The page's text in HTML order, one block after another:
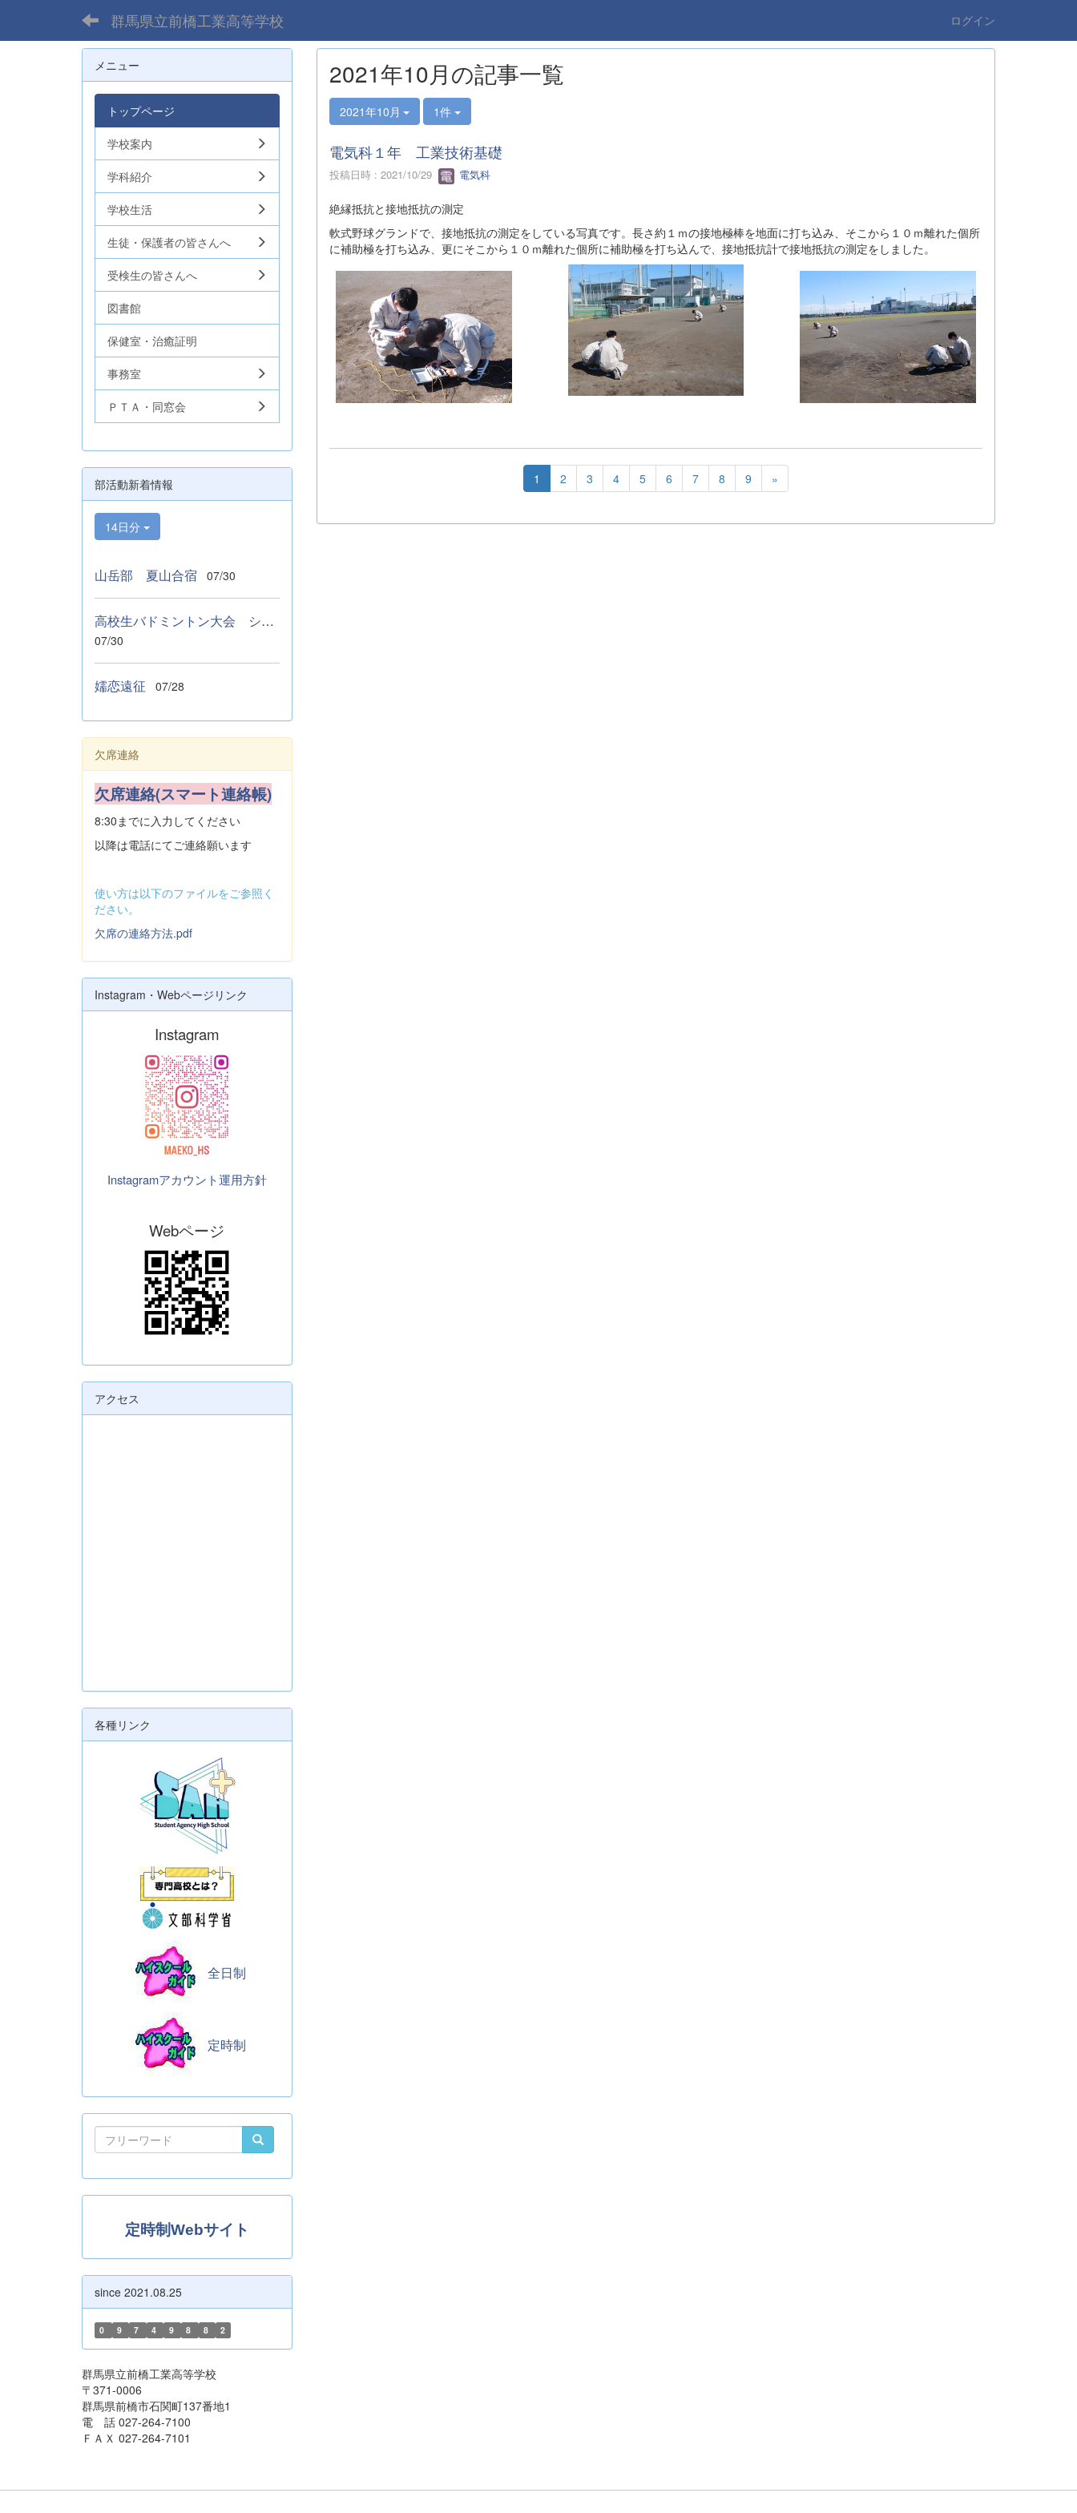
群馬県立前橋工業高等学校 ログイン
2021年10月の記事一覧
2021年10月 1件
電気科１年 工業技術基礎
投稿日時 : 2021/10/29 電気科
絶縁抵抗と接地抵抗の測定
軟式野球グランドで、接地抵抗の測定をしている写真です。長さ約１ｍの接地極棒を地面に打ち込み、そこから１０ｍ離れた個所
に補助極を打ち込み、更にそこから１０ｍ離れた個所に補助極を打ち込んで、接地抵抗計で接地抵抗の測定をしました。
1 2 3 4 5 6 7 8 9 »
メニュー
トップページ
学校案内
学科紹介
学校生活
生徒・保護者の皆さんへ
受検生の皆さんへ
図書館
保健室・治癒証明
事務室
ＰＴＡ・同窓会
部活動新着情報
14日分
山岳部 夏山合宿 07/30
高校生バドミントン大会 シングルス ベスト１６
07/30
嬬恋遠征 07/28
欠席連絡
欠席連絡(スマート連絡帳)
8:30までに入力してください
以降は電話にてご連絡願います
使い方は以下のファイルをご参照く
ださい。
欠席の連絡方法.pdf
Instagram・Webページリンク
Instagram
Instagramアカウント運用方針
Webページ
アクセス
各種リンク
全日制
定時制
定時制Webサイト
since 2021.08.25
0 9 7 4 9 8 8 2
群馬県立前橋工業高等学校
〒371-0006
群馬県前橋市石関町137番地1
電 話 027-264-7100
ＦＡＸ 027-264-7101